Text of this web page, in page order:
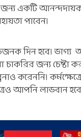
একটি
পাবেন।
দিন হবে। ভাগ্য
জন্য চেষ্টা
আপনি লাভবান